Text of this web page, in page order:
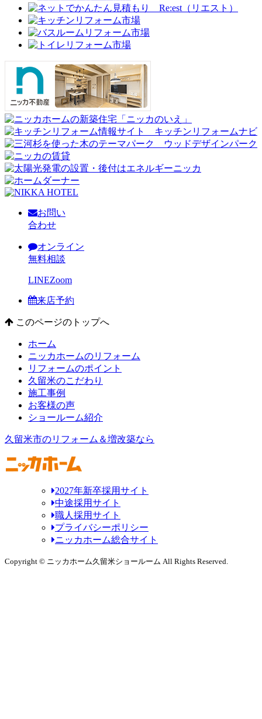
お問い
合わせ
オンライン
無料相談
LINEZoom
来店予約
このページのトップへ
ホーム
ニッカホームのリフォーム
リフォームのポイント
久留米のこだわり
施工事例
お客様の声
ショールーム紹介
久留米市のリフォーム＆増改築なら
2027年新卒採用サイト
中途採用サイト
職人採用サイト
プライバシーポリシー
ニッカホーム総合サイト
Copyright © ニッカホーム久留米ショールーム All Rights Reserved.